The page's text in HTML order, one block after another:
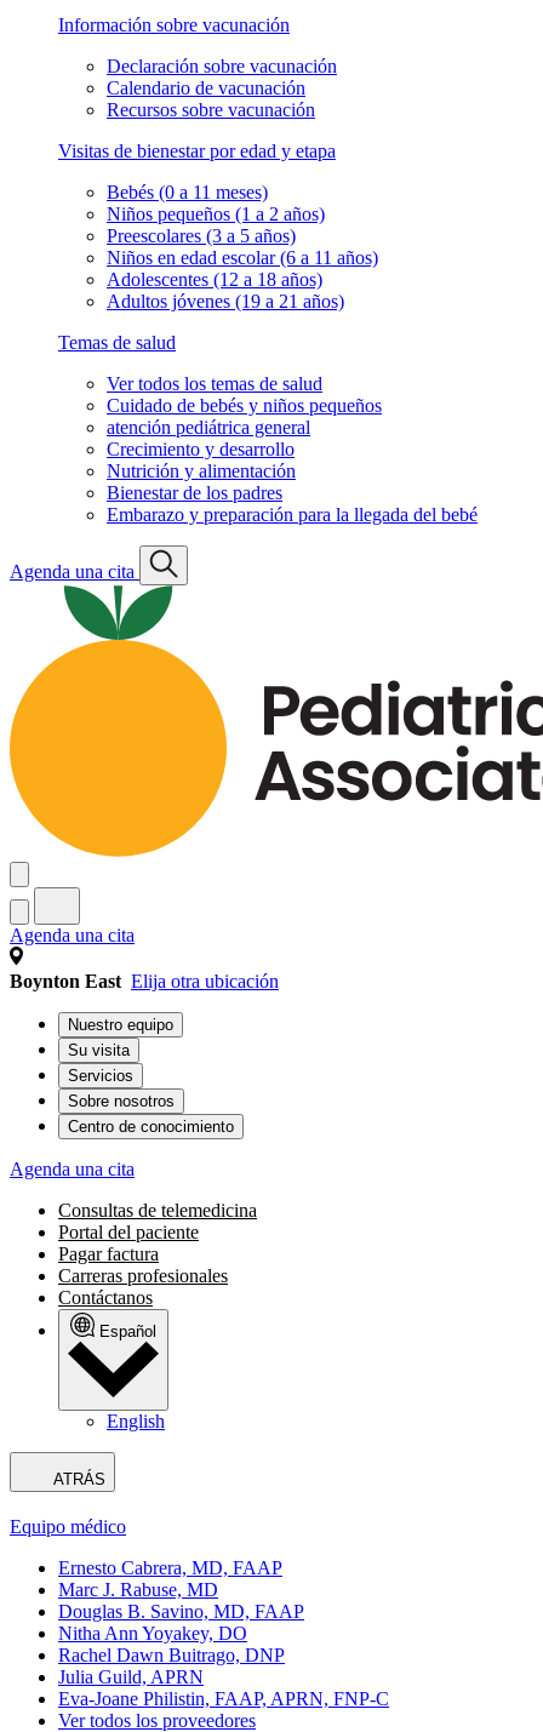
Información sobre vacunación
Declaración sobre vacunación
Calendario de vacunación
Recursos sobre vacunación
Visitas de bienestar por edad y etapa
Bebés (0 a 11 meses)
Niños pequeños (1 a 2 años)
Preescolares (3 a 5 años)
Niños en edad escolar (6 a 11 años)
Adolescentes (12 a 18 años)
Adultos jóvenes (19 a 21 años)
Temas de salud
Ver todos los temas de salud
Cuidado de bebés y niños pequeños
atención pediátrica general
Crecimiento y desarrollo
Nutrición y alimentación
Bienestar de los padres
Embarazo y preparación para la llegada del bebé
Agenda una cita
Agenda una cita
Boynton East Elija otra ubicación
Nuestro equipo
Su visita
Servicios
Sobre nosotros
Centro de conocimiento
Agenda una cita
Consultas de telemedicina
Portal del paciente
Pagar factura
Carreras profesionales
Contáctanos
Español
English
ATRÁS
Equipo médico
Ernesto Cabrera, MD, FAAP
Marc J. Rabuse, MD
Douglas B. Savino, MD, FAAP
Nitha Ann Yoyakey, DO
Rachel Dawn Buitrago, DNP
Julia Guild, APRN
Eva-Joane Philistin, FAAP, APRN, FNP-C
Ver todos los proveedores